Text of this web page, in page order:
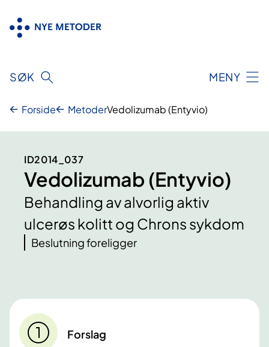
innhold
SØK MENY
Forside MetoderVedolizumab (Entyvio)
ID2014_037
Vedolizumab (Entyvio)
Behandling av alvorlig aktiv
ulcerøs kolitt og Chrons sykdom
Beslutning foreligger
Forslag